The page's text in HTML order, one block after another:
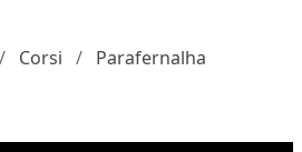
Corsi Parafernalha